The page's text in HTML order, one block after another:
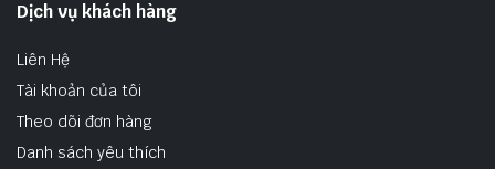
Dịch vụ khách hàng
Liên Hệ
Tài khoản của tôi
Theo dõi đơn hàng
Danh sách yêu thích